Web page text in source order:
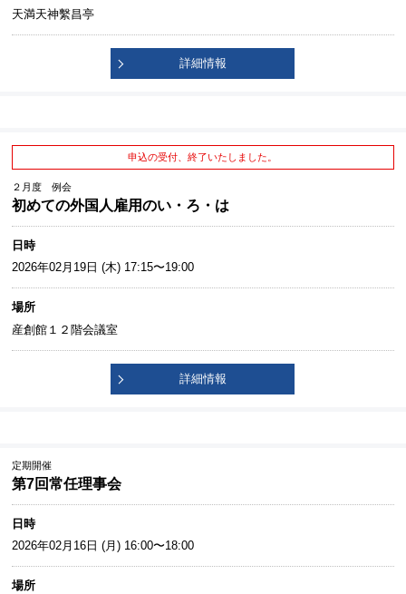
天満天神繫昌亭
詳細情報
申込の受付、終了いたしました。
２月度 例会
初めての外国人雇用のい・ろ・は
日時
2026年02月19日 (木) 17:15〜19:00
場所
産創館１２階会議室
詳細情報
定期開催
第7回常任理事会
日時
2026年02月16日 (月) 16:00〜18:00
場所